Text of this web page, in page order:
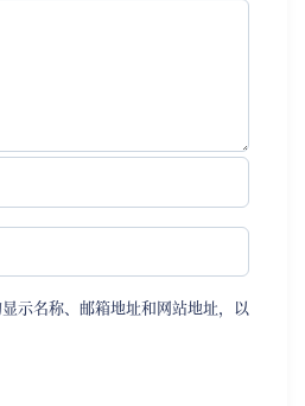
示名称、邮箱地址和网站地址，以